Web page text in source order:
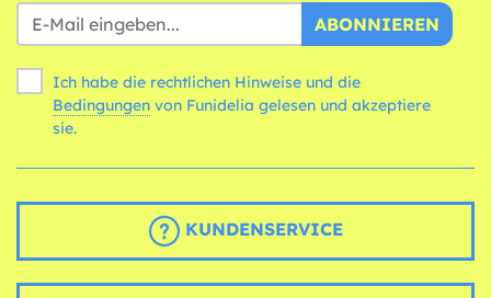
ABONNIEREN
Ich habe die rechtlichen Hinweise und die
Bedingungen
sie.
KUNDENSERVICE